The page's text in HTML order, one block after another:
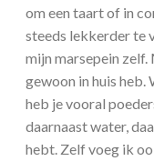
om een taart of in
steeds lekkerder te
mijn marsepein
gewoon in huis heb.
heb je vooral
daarnaast water,
hebt. Zelf voeg ik